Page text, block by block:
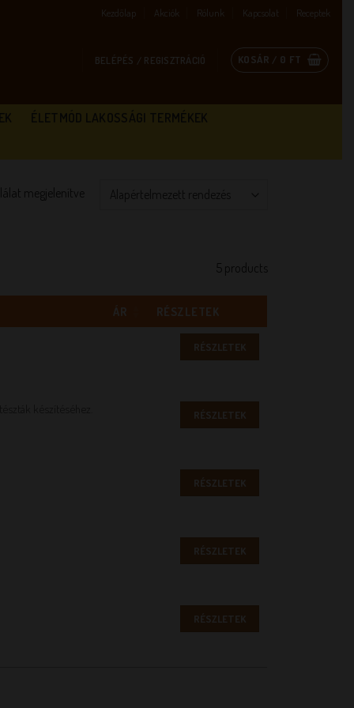
Kezdőlap Akciók Rólunk Kapcsolat Receptek
BELÉPÉS / REGISZTRÁCIÓ KOSÁR / 0 FT
ÉLETMÓD LAKOSSÁGI TERMÉKEK
megjelenítve
5 products
ÁR RÉSZLETEK
RÉSZLETEK
RÉSZLETEK
RÉSZLETEK
RÉSZLETEK
RÉSZLETEK